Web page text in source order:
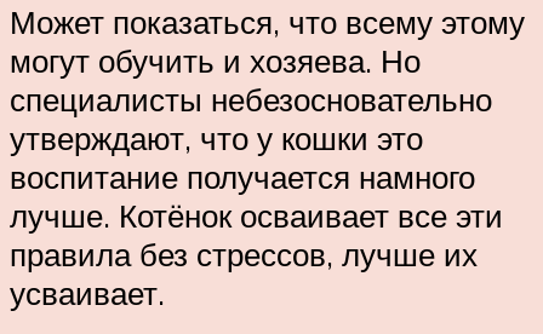
Может показаться, что всему этому
могут обучить и хозяева. Но
специалисты небезосновательно
утверждают, что у кошки это
воспитание получается намного
лучше. Котёнок осваивает все эти
правила без стрессов, лучше их
усваивает.